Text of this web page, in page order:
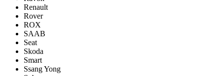
Renault
Rover
ROX
SAAB
Seat
Skoda
Smart
Ssang Yong